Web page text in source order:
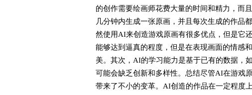
的创作需要绘画师花费大量的时间和精力，而
几分钟内生成一张原画，并且每次生成的作品
然使用AI来创造游戏原画有很多优点，但是它
能够达到逼真的程度，但是在表现画面的情感
美。其次，AI的学习能力是基于已有的数据，
可能会缺乏创新和多样性。总结尽管AI在游戏
带来了不小的变革。AI创造的作品在一定程度